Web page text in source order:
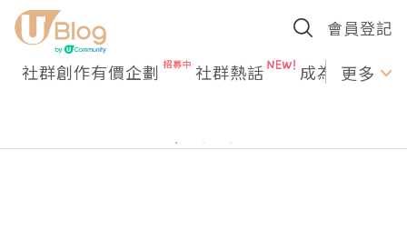
會員登記
社群創作有價企劃 社群熱話 成為U更多